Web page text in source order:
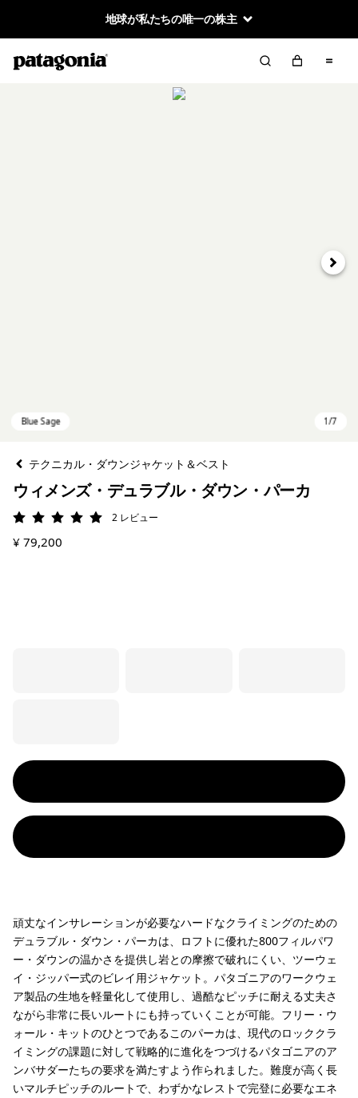
地球が私たちの唯一の株主
次へ
テクニカル・ダウンジャケット＆ベスト
ウィメンズ・デュラブル・ダウン・パーカ
評価: 5 / 5 2 レビュー
¥ 79,200
頑丈なインサレーションが必要なハードなクライミングのための
デュラブル・ダウン・パーカは、ロフトに優れた800フィルパワ
ー・ダウンの温かさを提供し岩との摩擦で破れにくい、ツーウェ
イ・ジッパー式のビレイ用ジャケット。パタゴニアのワークウェ
ア製品の生地を軽量化して使用し、過酷なピッチに耐える丈夫さ
ながら非常に長いルートにも持っていくことが可能。フリー・ウ
ォール・キットのひとつであるこのパーカは、現代のロッククラ
イミングの課題に対して戦略的に進化をつづけるパタゴニアのア
ンバサダーたちの要求を満たすよう作られました。難度が高く長
いマルチピッチのルートで、わずかなレストで完登に必要なエネ